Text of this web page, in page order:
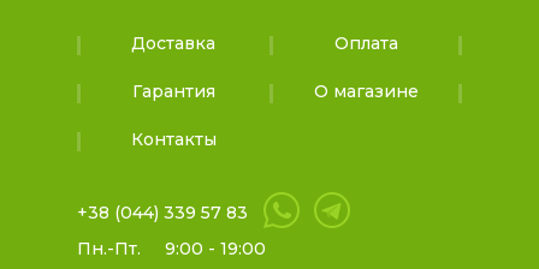
Доставка Оплата
Гарантия О магазине
Контакты
+38 (044) 339 57 83
Пн.-Пт.
9:00 - 19:00